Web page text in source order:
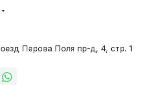
Перова Поля пр-д, 4, стр. 1